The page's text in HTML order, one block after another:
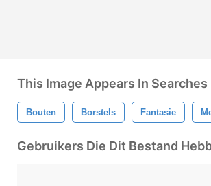
This Image Appears In Searches
Bouten Borstels Fantasie
Gebruikers Die Dit Bestand